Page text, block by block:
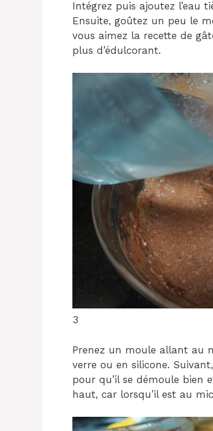
Intégrez puis ajoutez l’eau
Ensuite, goûtez un peu le
vous aimez la recette de
plus d’édulcorant.
3
Prenez un moule allant au
verre ou en silicone. Suivant,
pour qu’il se démoule
haut, car lorsqu’il est au